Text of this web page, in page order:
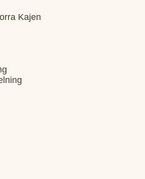
Kajen